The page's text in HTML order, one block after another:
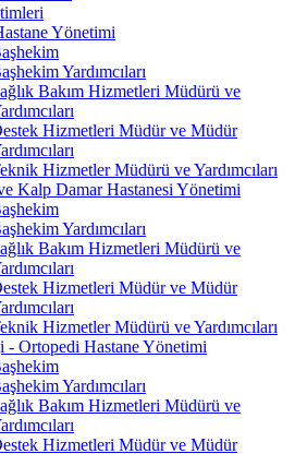
Yönetimi
Yardımcıları
Bakım Hizmetleri Müdürü ve
Hizmetleri Müdür ve Müdür
Hizmetler Müdürü ve Yardımcıları
Kalp Damar Hastanesi Yönetimi
Yardımcıları
Bakım Hizmetleri Müdürü ve
Hizmetleri Müdür ve Müdür
Hizmetler Müdürü ve Yardımcıları
- Ortopedi Hastane Yönetimi
Yardımcıları
Bakım Hizmetleri Müdürü ve
Hizmetleri Müdür ve Müdür